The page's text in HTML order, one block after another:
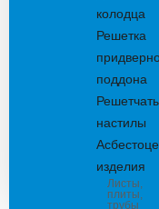
колодца
Решетка
поддона
настилы
изделия
Листы,
плиты,
трубы